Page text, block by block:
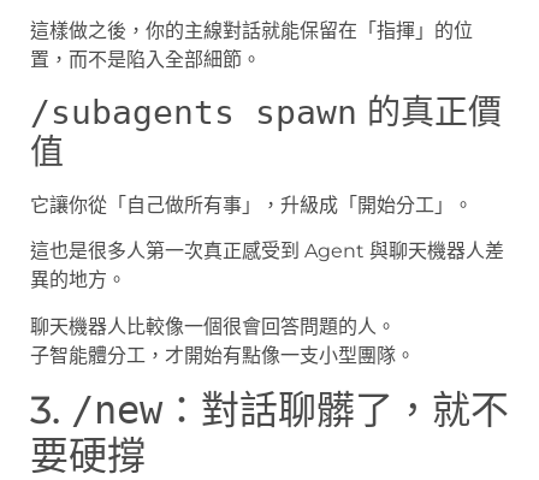
這樣做之後，你的主線對話就能保留在「指揮」的位
置，而不是陷入全部細節。
/subagents spawn 的真正價
值
它讓你從「自己做所有事」，升級成「開始分工」。
這也是很多人第一次真正感受到 Agent 與聊天機器人差
異的地方。
聊天機器人比較像一個很會回答問題的人。
子智能體分工，才開始有點像一支小型團隊。
3. /new：對話聊髒了，就不
要硬撐